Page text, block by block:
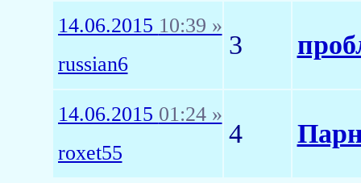
14.06.2015 10:39 »
russian6
3
14.06.2015 01:24 »
roxet55
4